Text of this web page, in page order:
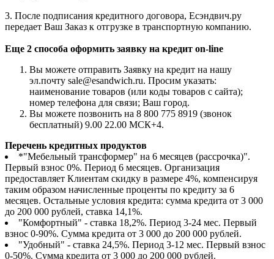
3. После подписания кредитного договора, Есэндвич.ру
передает Ваш Заказ к отгрузке в транспортную компанию.
Еще 2 способа оформить заявку на кредит on-line
Вы можете отправить Заявку на кредит на нашу
эл.почту sale@esandwich.ru. Просим указать:
наименование товаров (или коды товаров с сайта);
номер телефона для связи; Ваш город.
Вы можете позвонить на 8 800 775 8919 (звонок
бесплатный) 9.00 22.00 МСК+4.
Перечень кредитных продуктов
*"Мебельный трансформер" на 6 месяцев (рассрочка)".
Первый взнос 0%. Период 6 месяцев. Организация
предоставляет Клиентам скидку в размере 4%, компенсируя
таким образом начисленные проценты по кредиту за 6
месяцев. Остальные условия кредита: сумма кредита от 3 000
до 200 000 рублей, ставка 14,1%.
"Комфортный" - ставка 18,2%. Период 3-24 мес. Первый
взнос 0-90%. Сумма кредита от 3 000 до 200 000 рублей.
"Удобный" - ставка 24,5%. Период 3-12 мес. Первый взнос
0-50%. Сумма кредита от 3 000 до 200 000 рублей.